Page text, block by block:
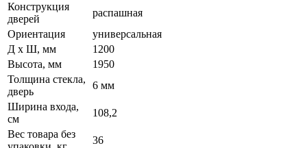
Конструкция
дверей
распашная
Ориентация
универсальная
Д x Ш, мм
1200
Высота, мм
1950
Толщина стекла,
дверь
6 мм
Ширина входа,
см
108,2
Вес товара без
36